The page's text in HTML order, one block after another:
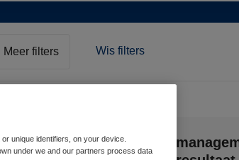
Meer filters Wis filters
unique identifiers, on your device.
under we and our partners process data